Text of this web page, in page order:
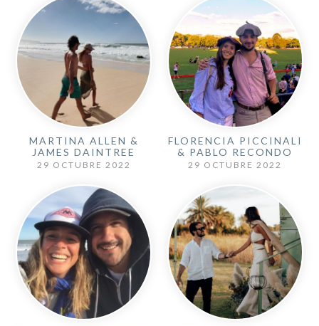
MARTINA ALLEN &
JAMES DAINTREE
29 OCTUBRE 2022
FLORENCIA PICCINALI
& PABLO RECONDO
29 OCTUBRE 2022